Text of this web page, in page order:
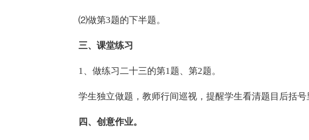
⑵做第3题的下半题。
三、课堂练习
1、做练习二十三的第1题、第2题。
学生独立做题，教师行间巡视，提醒学生看清题目后括号
四、创意作业。